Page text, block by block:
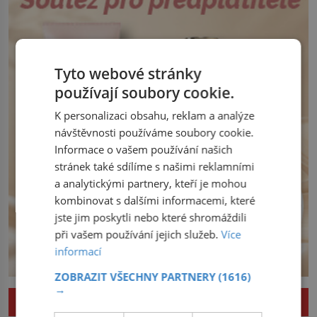
bude dělat. Převezme práci lesního
Tyto webové stránky
používají soubory cookie.
K personalizaci obsahu, reklam a analýze
návštěvnosti používáme soubory cookie.
Informace o vašem používání našich
stránek také sdílíme s našimi reklamními
a analytickými partnery, kteří je mohou
kombinovat s dalšími informacemi, které
jste jim poskytli nebo které shromáždili
při vašem používání jejich služeb.Více
informací
ZOBRAZIT VŠECHNY PARTNERY(1616)
→